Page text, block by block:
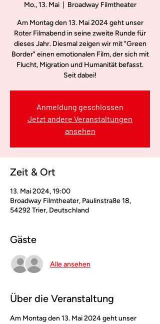
Mo., 13. Mai
  |
Broadway Filmtheater
Am Montag den 13. Mai 2024 geht unser
Roter Filmabend in seine zweite Runde für
dieses Jahr. Diesmal zeigen wir mit "Green
Border" einen emotionalen Film, der sich mit
Flucht, Migration und Humanität befasst.
Seit dabei!
Anmeldung geschlossen
Jetzt andere Veranstaltungen
ansehen
Zeit & Ort
13. Mai 2024, 19:00
Broadway Filmtheater, Paulinstraße 18,
54292 Trier, Deutschland
Gäste
Alle ansehen
Über die Veranstaltung
Am Montag den 13. Mai 2024 geht unser